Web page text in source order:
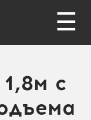
☰
с